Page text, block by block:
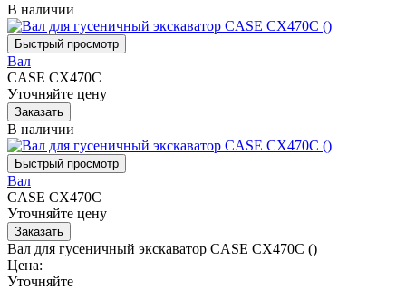
В наличии
Вал
CASE CX470C
Уточняйте цену
В наличии
Вал
CASE CX470C
Уточняйте цену
Вал для гусеничный экскаватор CASE CX470C ()
Цена:
Уточняйте